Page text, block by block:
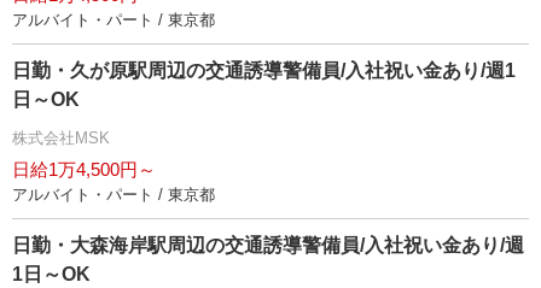
アルバイト・パート / 東京都
日勤・久が原駅周辺の交通誘導警備員/入社祝い金あり/週1
日～OK
株式会社MSK
日給1万4,500円～
アルバイト・パート / 東京都
日勤・大森海岸駅周辺の交通誘導警備員/入社祝い金あり/週
1日～OK